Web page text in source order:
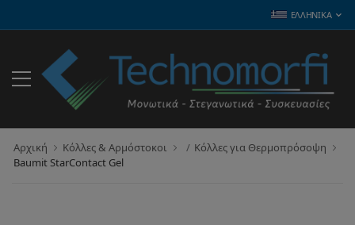
ΕΛΛΗΝΙΚΆ
Αρχική Κόλλες & Αρμόστοκοι
Κόλλες για Θερμοπρόσοψη
Baumit StarContact Gel